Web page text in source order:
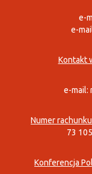
e-
e-
Kontakt
e-mail:
Numer
73
Konferencja